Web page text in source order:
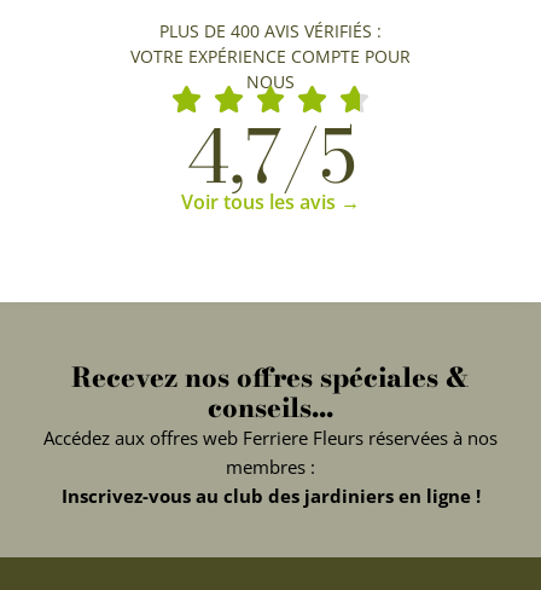
PLUS DE 400 AVIS VÉRIFIÉS :
VOTRE EXPÉRIENCE COMPTE POUR
NOUS
4,7/5
Voir tous les avis →
Recevez nos offres spéciales &
conseils...
Accédez aux offres web Ferriere Fleurs réservées à nos
membres :
Inscrivez-vous au club des jardiniers en ligne !